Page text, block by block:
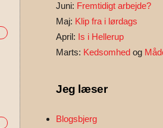
Juni: Fremtidigt arbejde?
Maj: Klip fra i lørdags
April: Is i Hellerup
Marts: Kedsomhed og
Jeg læser
Blogsbjerg